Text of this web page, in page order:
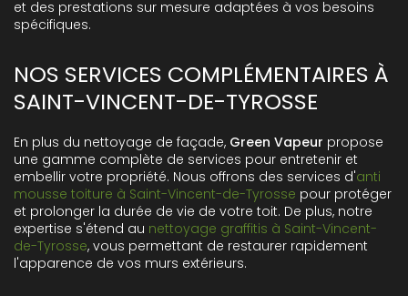
et des prestations sur mesure adaptées à vos besoins
spécifiques.
NOS SERVICES COMPLÉMENTAIRES À
SAINT-VINCENT-DE-TYROSSE
En plus du nettoyage de façade, Green Vapeur propose
une gamme complète de services pour entretenir et
embellir votre propriété. Nous offrons des services d'anti
mousse toiture à Saint-Vincent-de-Tyrosse pour protéger
et prolonger la durée de vie de votre toit. De plus, notre
expertise s'étend au nettoyage graffitis à Saint-Vincent-
de-Tyrosse, vous permettant de restaurer rapidement
l'apparence de vos murs extérieurs.